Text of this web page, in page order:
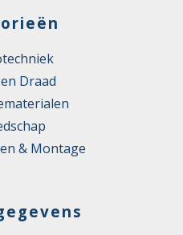
Draad
& Montage